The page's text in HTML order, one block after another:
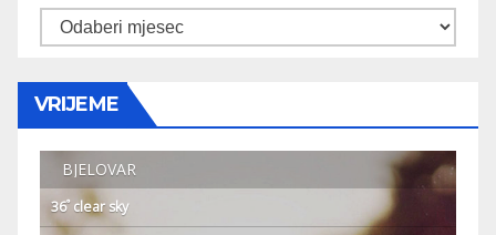
Arhiva
VRIJEME
BJELOVAR
36° clear sky